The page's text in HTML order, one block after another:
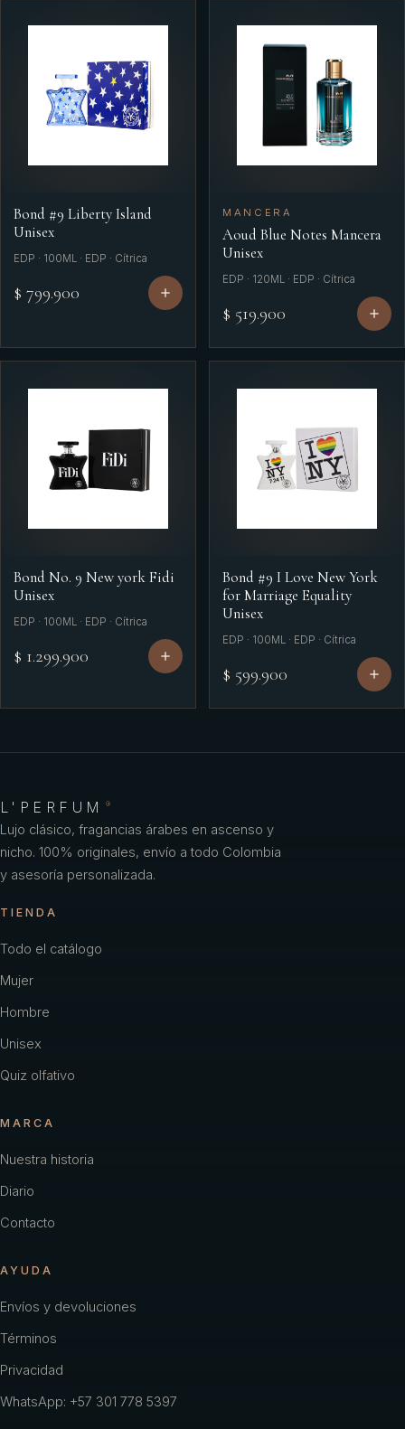
Bond #9 Liberty Island
Unisex
EDP · 100ML · EDP · Cítrica
$ 799.900
MANCERA
Aoud Blue Notes Mancera
Unisex
EDP · 120ML · EDP · Cítrica
$ 519.900
Bond No. 9 New york Fidi
Unisex
EDP · 100ML · EDP · Cítrica
$ 1.299.900
Bond #9 I Love New York
for Marriage Equality
Unisex
EDP · 100ML · EDP · Cítrica
$ 599.900
L'PERFUM ®
Lujo clásico, fragancias árabes en ascenso y
nicho. 100% originales, envío a todo Colombia
y asesoría personalizada.
TIENDA
Todo el catálogo
Mujer
Hombre
Unisex
Quiz olfativo
MARCA
Nuestra historia
Diario
Contacto
AYUDA
Envíos y devoluciones
Términos
Privacidad
WhatsApp: +57 301 778 5397